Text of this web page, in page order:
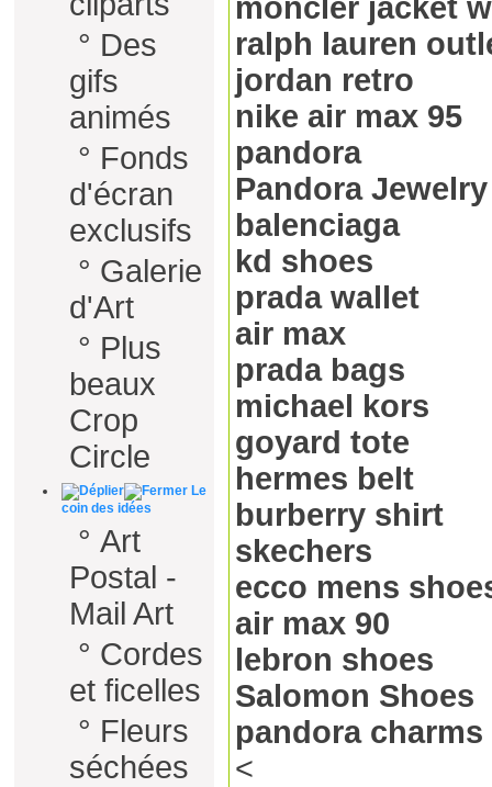
° Des
gifs
animés
° Fonds
d'écran
exclusifs
° Galerie
d'Art
° Plus
beaux
Crop
Circle
Le
coin des idées
° Art
Postal -
Mail Art
° Cordes
et ficelles
° Fleurs
séchées
moncler jacket
ralph lauren
jordan retro
nike air max 95
pandora
Pandora Jewelry
balenciaga
kd shoes
prada wallet
air max
prada bags
michael kors
goyard tote
hermes belt
burberry shirt
skechers
ecco mens
air max 90
lebron shoes
Salomon Shoes
pandora charms
<